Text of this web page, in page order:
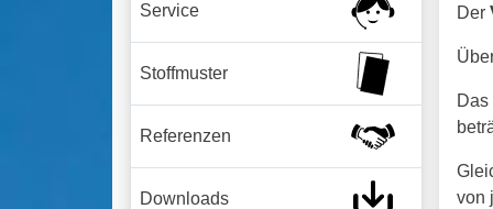
Service
Stoffmuster
Referenzen
Downloads
Der
von